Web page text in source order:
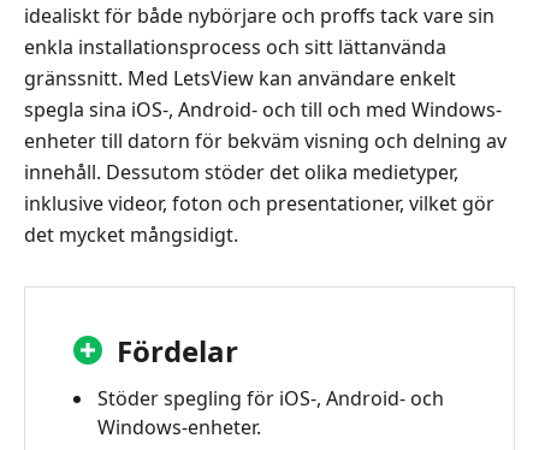
idealiskt för både nybörjare och proffs tack vare sin
enkla installationsprocess och sitt lättanvända
gränssnitt. Med LetsView kan användare enkelt
spegla sina iOS-, Android- och till och med Windows-
enheter till datorn för bekväm visning och delning av
innehåll. Dessutom stöder det olika medietyper,
inklusive videor, foton och presentationer, vilket gör
det mycket mångsidigt.
Fördelar
Stöder spegling för iOS-, Android- och
Windows-enheter.